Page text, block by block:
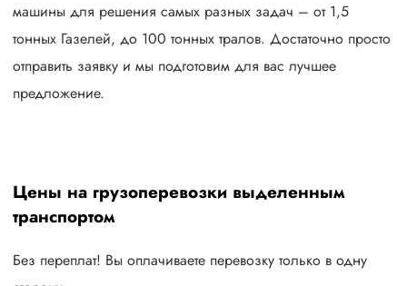
машины для решения самых разных задач – от 1,5
тонных Газелей, до 100 тонных тралов. Достаточно просто
отправить заявку и мы подготовим для вас лучшее
предложение.
Цены на грузоперевозки выделенным
транспортом
Без переплат! Вы оплачиваете перевозку только в одну